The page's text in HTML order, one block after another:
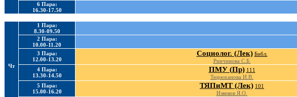
6 Пара:
16.30-17.50
Чт
1 Пара:
8.30-09.50
2 Пара:
10.00-11.20
3 Пара:
12.00-13.20
Социолог. (Лек) Библ.
Ринчинова С.Б.
4 Пара:
13.30-14.50
ПМУ (Пр) 111
Тюрюханова И.В.
5 Пара:
15.00-16.20
ТЯПиМТ (Лек) 101
Извеков Я.О.